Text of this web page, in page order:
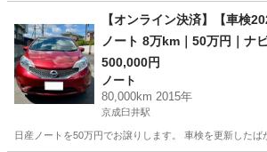
八積駅 エルグランド 本革
【オンライン決済】【車検
ノート 8万km｜50万円｜ナ
C
500,000円
ノート
80,000km 2015年
京成臼井駅
日産ノートを50万円でお譲りします。 車検を更新した